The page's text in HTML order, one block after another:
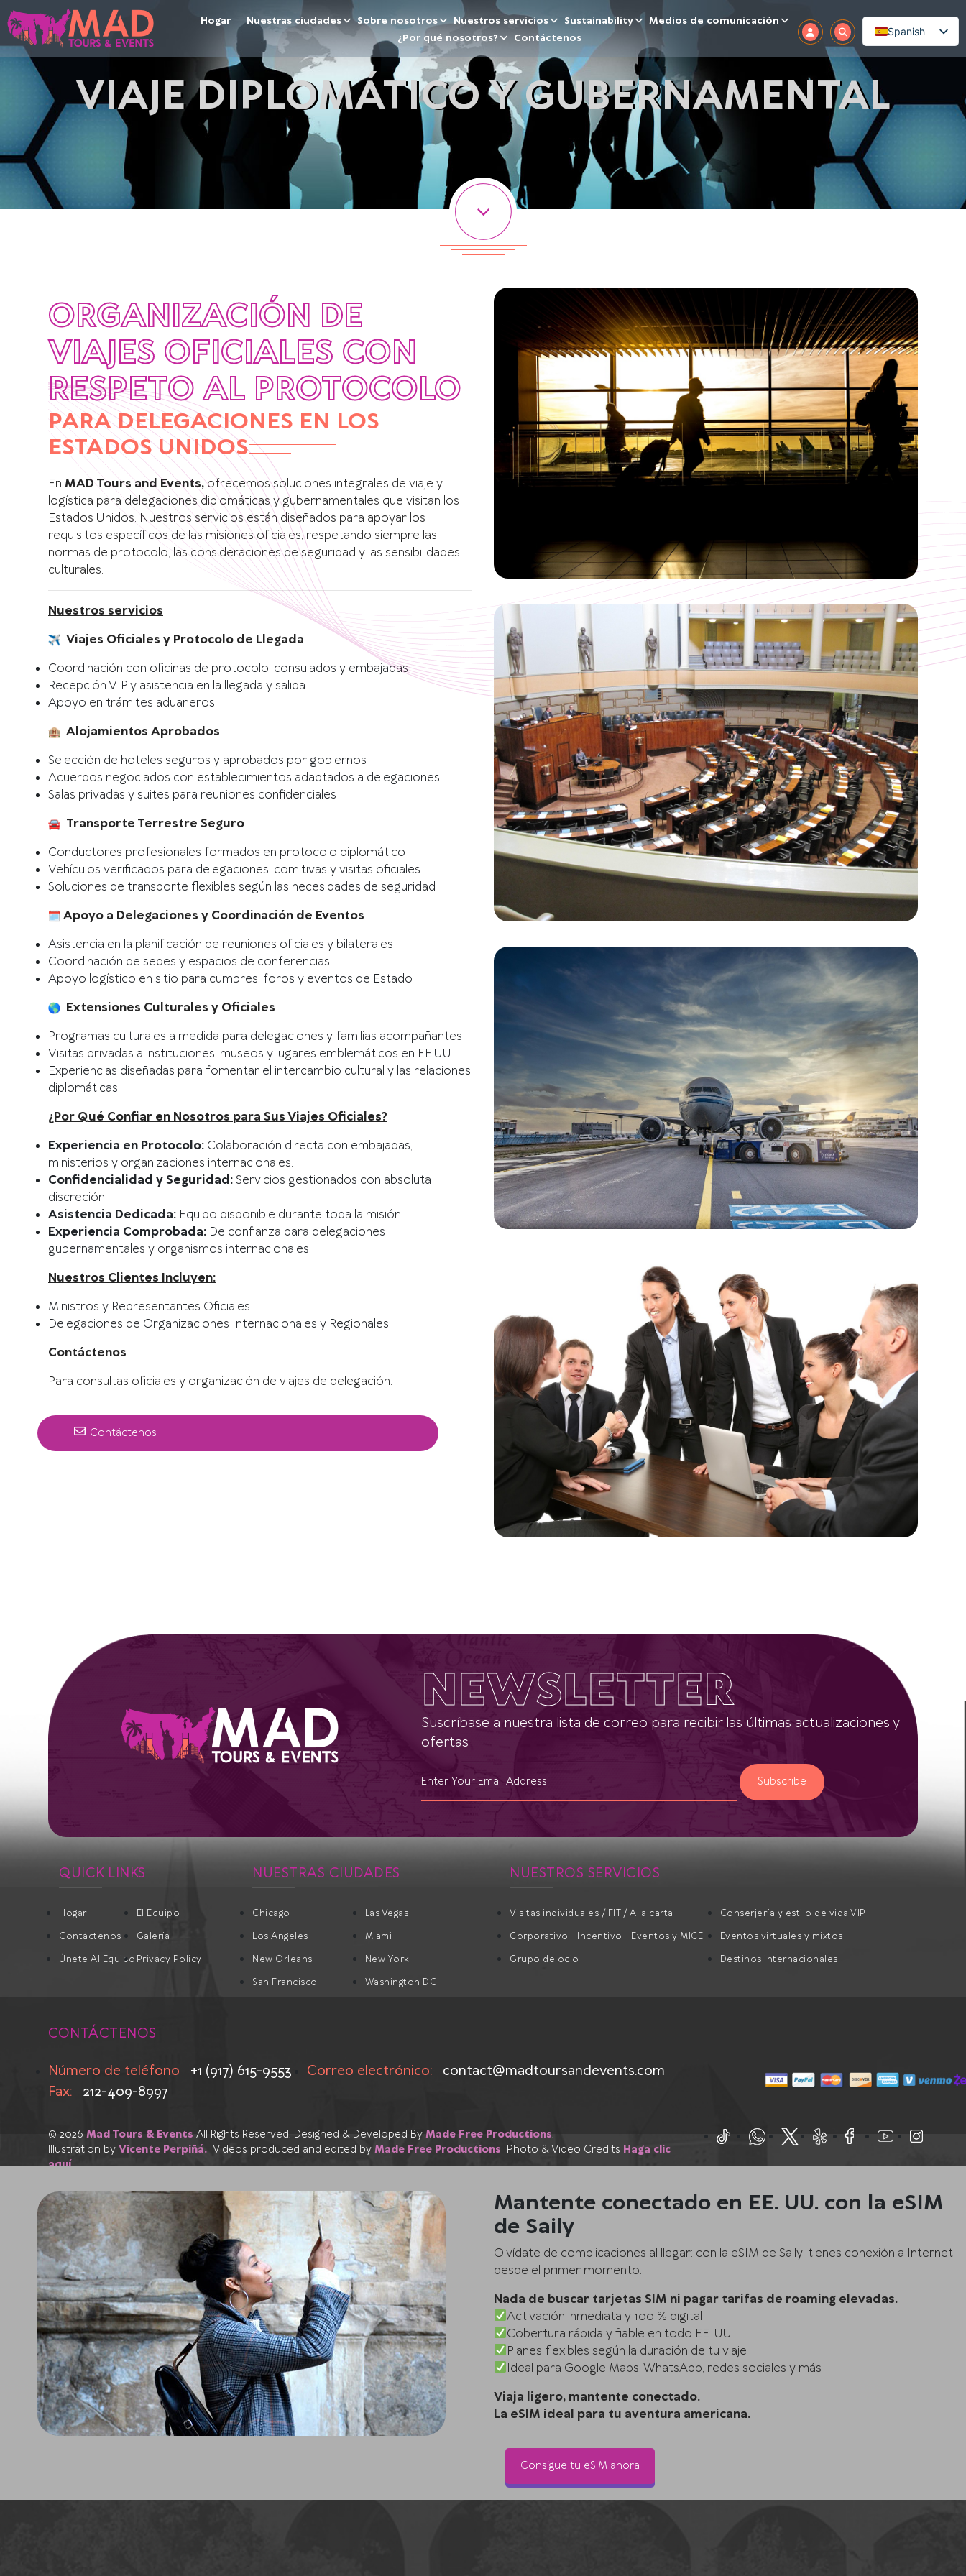
Hogar Nuestras ciudades Sobre nosotros Nuestros servicios Sustainability
Medios de comunicación
¿Por qué nosotros?
Contáctenos
Spanish
VIAJE DIPLOMÁTICO Y GUBERNAMENTAL
ORGANIZACIÓN DE
VIAJES OFICIALES CON
RESPETO AL PROTOCOLO
PARA DELEGACIONES EN LOS
ESTADOS UNIDOS
En MAD Tours and Events,ofrecemos soluciones integrales de viaje y
logística para delegaciones diplomáticas y gubernamentales que visitan los
Estados Unidos. Nuestros servicios están diseñados para apoyar los
requisitos específicos de las misiones oficiales, respetando siempre las
normas de protocolo, las consideraciones de seguridad y las sensibilidades
culturales.
Nuestros servicios
Viajes Oficiales y Protocolo de Llegada
Coordinación con oficinas de protocolo, consulados y embajadas
Recepción VIP y asistencia en la llegada y salida
Apoyo en trámites aduaneros
Alojamientos Aprobados
Selección de hoteles seguros y aprobados por gobiernos
Acuerdos negociados con establecimientos adaptados a delegaciones
Salas privadas y suites para reuniones confidenciales
Transporte Terrestre Seguro
Conductores profesionales formados en protocolo diplomático
Vehículos verificados para delegaciones, comitivas y visitas oficiales
Soluciones de transporte flexibles según las necesidades de seguridad
Apoyo a Delegaciones y Coordinación de Eventos
Asistencia en la planificación de reuniones oficiales y bilaterales
Coordinación de sedes y espacios de conferencias
Apoyo logístico en sitio para cumbres, foros y eventos de Estado
Extensiones Culturales y Oficiales
Programas culturales a medida para delegaciones y familias acompañantes
Visitas privadas a instituciones, museos y lugares emblemáticos en EE.UU.
Experiencias diseñadas para fomentar el intercambio cultural y las relaciones
diplomáticas
¿Por Qué Confiar en Nosotros para Sus Viajes Oficiales?
Experiencia en Protocolo: Colaboración directa con embajadas,
ministerios y organizaciones internacionales.
Confidencialidad y Seguridad:Servicios gestionados con absoluta
discreción.
Asistencia Dedicada: Equipo disponible durante toda la misión.
Experiencia Comprobada: De confianza para delegaciones
gubernamentales y organismos internacionales.
Nuestros Clientes Incluyen:
Ministros y Representantes Oficiales
Delegaciones de Organizaciones Internacionales y Regionales
Contáctenos
Para consultas oficiales y organización de viajes de delegación.
Contáctenos
NEWSLETTER
Suscríbase a nuestra lista de correo para recibir las últimas actualizaciones y
ofertas
Subscribe
QUICK LINKS
Hogar
El Equipo
Contáctenos
Galería
Únete Al Equipo Privacy Policy
NUESTRAS CIUDADES
Chicago
Las Vegas
Los Angeles
Miami
New Orleans
New York
San Francisco
Washington DC
NUESTROS SERVICIOS
Visitas individuales / FIT / A la carta
Conserjería y estilo de vida VIP
Corporativo - Incentivo - Eventos y MICE
Eventos virtuales y mixtos
Grupo de ocio
Destinos internacionales
CONTÁCTENOS
Número de teléfono
+1 (917) 615-9553
Fax:
212-409-8997
Correo electrónico: contact@madtoursandevents.com
© 2026 Mad Tours & Events All Rights Reserved. Designed & Developed By Made Free Productions.
Illustration by Vicente Perpiñá. Videos produced and edited by Made Free Productions Photo & Video Credits Haga clic
aquí
Mantente conectado en EE. UU. con la eSIM
de Saily
Olvídate de complicaciones al llegar: con la eSIM de Saily, tienes conexión a Internet
desde el primer momento.
Nada de buscar tarjetas SIM ni pagar tarifas de roaming elevadas.
Activación inmediata y 100 % digital
Cobertura rápida y fiable en todo EE. UU.
Planes flexibles según la duración de tu viaje
Ideal para Google Maps, WhatsApp, redes sociales y más
Viaja ligero, mantente conectado.
La eSIM ideal para tu aventura americana.
Consigue tu eSIM ahora